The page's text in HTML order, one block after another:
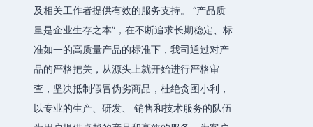
及相关工作者提供有效的服务支持。 “产品质
量是企业生存之本”，在不断追求长期稳定、标
准如一的高质量产品的标准下，我司通过对产
品的严格把关，从源头上就开始进行严格审
查，坚决抵制假冒伪劣商品，杜绝贪图小利，
以专业的生产、研发、 销售和技术服务的队伍